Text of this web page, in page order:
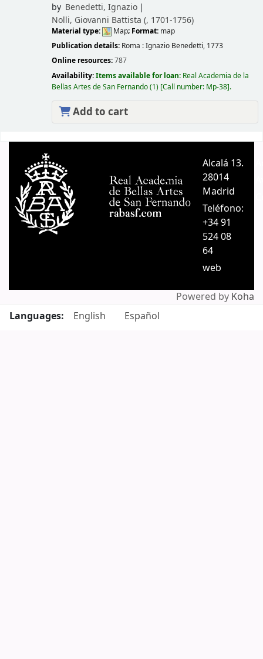
by Benedetti, Ignazio
Nolli, Giovanni Battista (, 1701-1756)
Material type: Map; Format: map
Publication details: Roma :Ignazio Benedetti, 1773
Online resources:787
Availability:Items available for loan: Real Academia de la
Bellas Artes de San Fernando(1) Call number: Mp-38 .
Add to cart
Alcalá 13.
28014
Madrid
Teléfono:
+34 91
524 08
64
web
Powered by Koha
Languages:
English Español